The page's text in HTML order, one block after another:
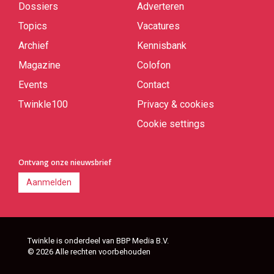
Dossiers
Topics
Archief
Magazine
Events
Twinkle100
Adverteren
Vacatures
Kennisbank
Colofon
Contact
Privacy & cookies
Cookie settings
Ontvang onze nieuwsbrief
Aanmelden
Twinkle is onderdeel van BBP Media B.V.
© 2026 Alle rechten voorbehouden